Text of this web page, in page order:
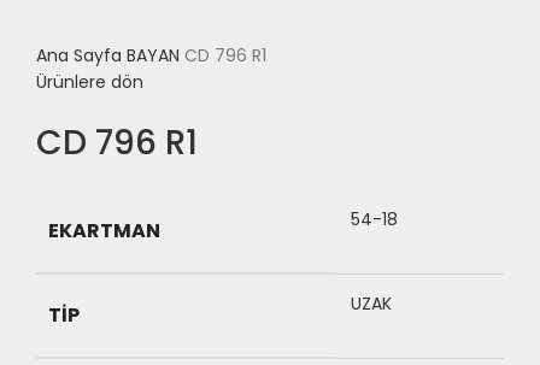
Ana Sayfa BAYAN CD 796 R1
Ürünlere dön
CD 796 R1
EKARTMAN 54-18
TIP UZAK